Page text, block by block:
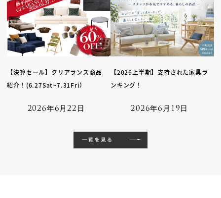
【決算セール】クリアランス商品
紹介！(6.27Sat~7.31Fri）
2026年6月22日
【2026上半期】支持された家具ラ
ンキング！
2026年6月19日